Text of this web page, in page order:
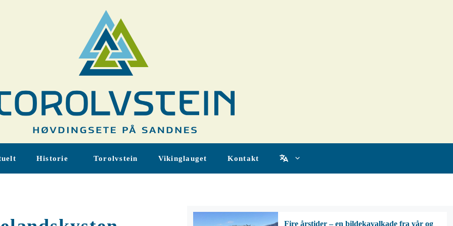
Historie Torolvstein Vikinglauget Kontakt
Fire årstider – en bildekavalkade fra vår og